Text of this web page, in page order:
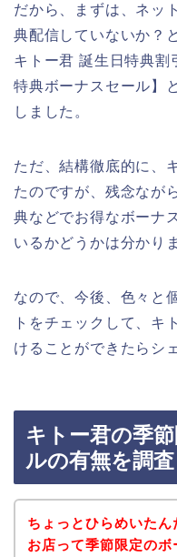
だから、まずは、ネッ
典配信していないか？
キトー君 誕生日特典割
特典ボーナスセール】
しました。
ただ、結構徹底的に、
たのですが、残念なが
典などでお得なボーナ
いるかどうかは分かり
なので、今後、色々と
トをチェックして、キ
けることができたらシ
キトー君の季
ルの有無を調査
ちょっとひらめいた
お店って季節限定の